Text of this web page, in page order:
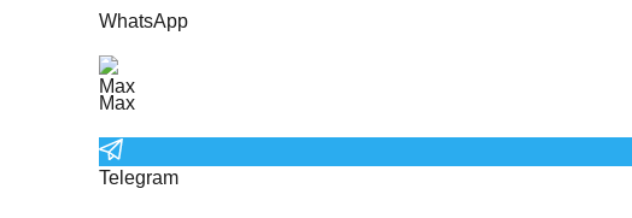
WhatsApp
Max
Telegram